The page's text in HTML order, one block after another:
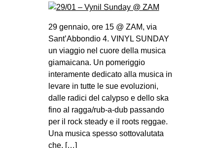
29 gennaio, ore 15 @ ZAM, via
Sant’Abbondio 4. VINYL SUNDAY
un viaggio nel cuore della musica
giamaicana. Un pomeriggio
interamente dedicato alla musica in
levare in tutte le sue evoluzioni,
dalle radici del calypso e dello ska
fino al ragga/rub-a-dub passando
per il rock steady e il roots reggae.
Una musica spesso sottovalutata
che, […]